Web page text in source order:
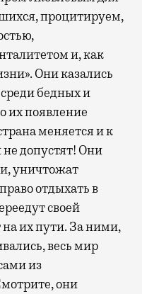
процитируем,
и, как
Они казались
бедных и
их появление
меняется и к
допустят! Они
уничтожат
отдыхать в
своей
на их пути. За ними,
весь мир
из
они